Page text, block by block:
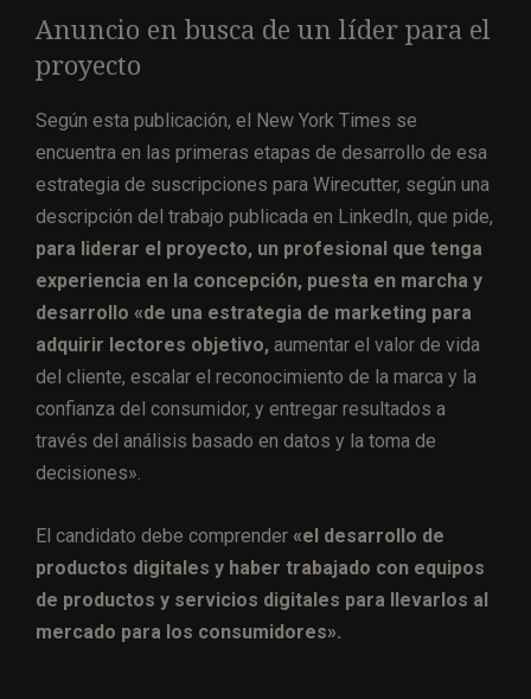
Anuncio en busca de un líder para el
proyecto
Según esta publicación, el New York Times se
encuentra en las primeras etapas de desarrollo de esa
estrategia de suscripciones para Wirecutter, según una
descripción del trabajo publicada en LinkedIn, que pide,
para liderar el proyecto, un profesional que tenga
experiencia en la concepción, puesta en marcha y
desarrollo «de una estrategia de marketing para
adquirir lectores objetivo, aumentar el valor de vida
del cliente, escalar el reconocimiento de la marca y la
confianza del consumidor, y entregar resultados a
través del análisis basado en datos y la toma de
decisiones».
El candidato debe comprender «el desarrollo de
productos digitales y haber trabajado con equipos
de productos y servicios digitales para llevarlos al
mercado para los consumidores».